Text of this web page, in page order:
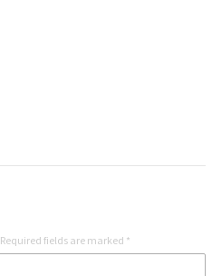
Required fields are marked *